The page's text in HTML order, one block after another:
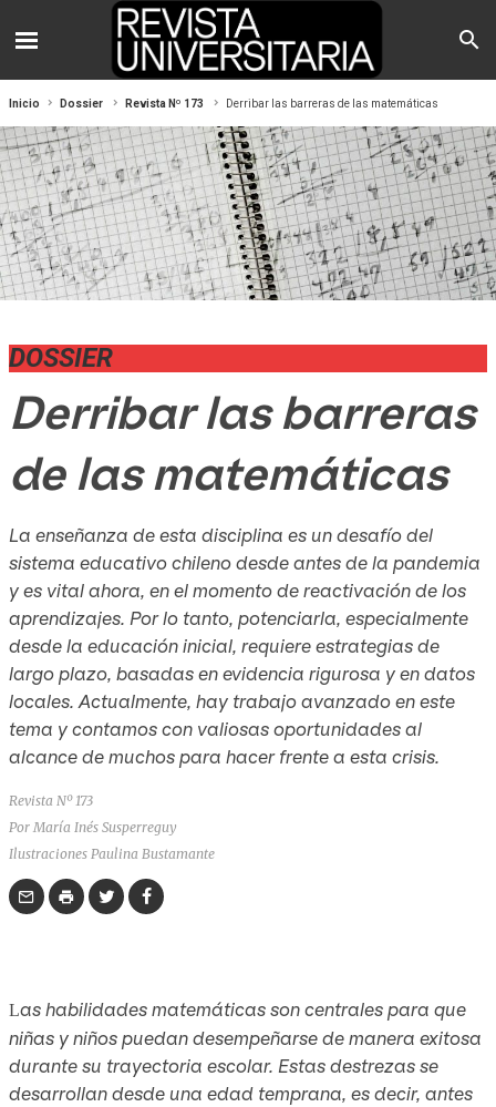
Inicio Dossier Revista Nº 173 Derribar las barreras de las matemáticas
Revista Nº 173
Por María Inés Susperreguy
Ilustraciones Paulina Bustamante
DOSSIER
Derribar las barreras
de las matemáticas
La enseñanza de esta disciplina es un desafío del
sistema educativo chileno desde antes de la pandemia
y es vital ahora, en el momento de reactivación de los
aprendizajes. Por lo tanto, potenciarla, especialmente
desde la educación inicial, requiere estrategias de
largo plazo, basadas en evidencia rigurosa y en datos
locales. Actualmente, hay trabajo avanzado en este
tema y contamos con valiosas oportunidades al
alcance de muchos para hacer frente a esta crisis.
Las habilidades matemáticas son centrales para que
niñas y niños puedan desempeñarse de manera exitosa
durante su trayectoria escolar. Estas destrezas se
desarrollan desde una edad temprana, es decir, antes